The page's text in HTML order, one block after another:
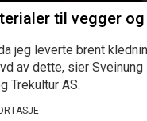
til vegger
jeg leverte brent
av dette, sier
Trekultur AS.